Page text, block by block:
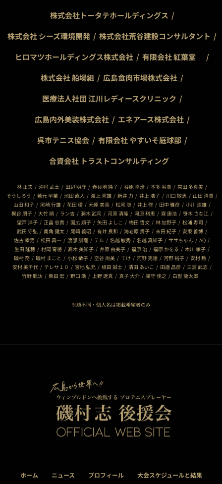
株式会社トータテホールディングス
株式会社 シーズ環境開発
株式会社荒谷建設コンサルタント
ヒロマツホールディングス株式会社
有限会社 紅葉堂
株式会社 船場組
広島食肉市場株式会社
医療法人社団 江川レディースクリニック
広島内外美装株式会社
エネアース株式会社
呉市テニス協会
有限会社 やすいそ庭球部
合資会社 トラストコンサルティング
林 正夫 沖村 武士 田辺 明彦 春貝地 純子 谷原 幸治 本多 宥貴
常田 多真美
そうしろう
若元 早苗 池田 直人 渡上 秀雄 新井 力 井上 浩子 川口 敏恵
山田 清貴
山田 和子
尾崎 行雄 花田 環 元原 美香 松尾 聡 井上 修 田中 雅彦
小川 速雄
梶谷 朋子
大竹 順 ラン吉 洞木 武司 河原 清隆 河原 利恵 齋 康浩
笹木 さな江
望戸 洋子
正畠 忠貴 国広 順子 矢田 よしこ 梅田 哲文 林 加野子
松浦 寿司
武田 守弘
南角 健太 尾崎 義昭 有井 良和 海老原 貴子 末田 紀子
安東 善博
佐古 幸男
松田 真一 渡部 訓寵 テル 名越 敏秀 名越 真知子 ササちゃん
AQ
生田 隆穂
村岡 甯徳 髙木 美知子 井原 由美子 福原 治 福原 かをる
木川 孝子
磯村 務
磯村 まこと 小松 敏子 空谷 尚美 てけ 河野 克徳 河野 裕子
安村 勲
安村 美千代
テレサ１０ 宮地 弘充 植田 誠士 清田 あいこ 田邉 昌彦
三浦 武志
竹野 聡汰
柴田 宏 野口 劭 上野 遼真 真子 大介 巣守 佳之 白髭 龍太郎
※順不同・個人名は掲載希望者のみ
ホーム ニュース プロフィール 大会スケジュールと結果